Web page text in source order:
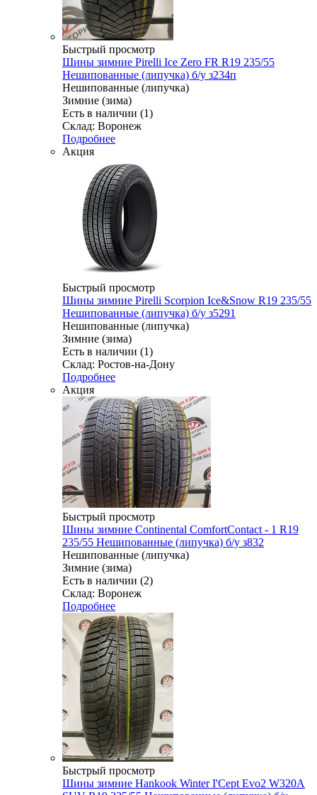
Быстрый просмотр
Шины зимние Pirelli Ice Zero FR R19 235/55
Нешипованные (липучка) б/у з234п
Нешипованные (липучка)
Зимние (зима)
Есть в наличии (1)
Склад: Воронеж
Подробнее
Акция
Быстрый просмотр
Шины зимние Pirelli Scorpion Ice&Snow R19 235/55
Нешипованные (липучка) б/у з5291
Нешипованные (липучка)
Зимние (зима)
Есть в наличии (1)
Склад: Ростов-на-Дону
Подробнее
Акция
Быстрый просмотр
Шины зимние Continental ComfortContact - 1 R19
235/55 Нешипованные (липучка) б/у з832
Нешипованные (липучка)
Зимние (зима)
Есть в наличии (2)
Склад: Воронеж
Подробнее
Быстрый просмотр
Шины зимние Hankook Winter I'Cept Evo2 W320A